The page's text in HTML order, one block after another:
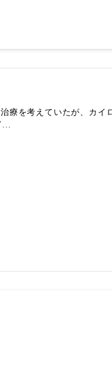
療を考えていたが、カイ